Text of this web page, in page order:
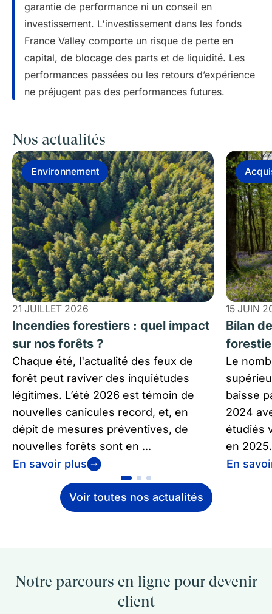
garantie de performance ni un conseil en
investissement. L'investissement dans les fonds
France Valley comporte un risque de perte en
capital, de blocage des parts et de liquidité. Les
performances passées ou les retours d’expérience
ne préjugent pas des performances futures.
Nos actualités
Environnement
21 JUILLET 2026
Incendies forestiers : quel impact
sur nos forêts ?
Chaque été, l'actualité des feux de
forêt peut raviver des inquiétudes
légitimes. L’été 2026 est témoin de
nouvelles canicules record, et, en
dépit de mesures préventives, de
nouvelles forêts sont en ...
En savoir plus
15 JUIN
Bilan
Le
baisse
2024
étudiés
en
En
Voir toutes nos actualités
Notre parcours en ligne pour devenir
client